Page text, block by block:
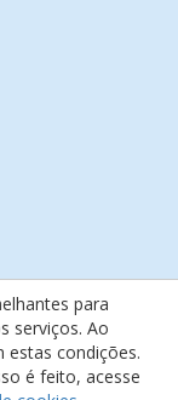
para
serviços. Ao
estas condições.
é feito, acesse